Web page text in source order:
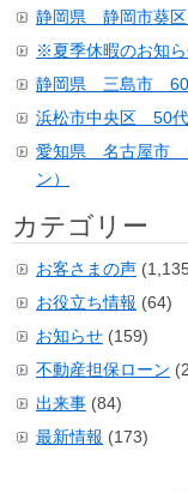
静岡県 静岡市葵
※夏季休暇のお知
静岡県 三島市
浜松市中央区 50
愛知県 名古屋市
ン）
カテゴリー
お客さまの声
お役立ち情報 (64)
お知らせ (159)
不動産担保ローン
出来事 (84)
最新情報 (173)